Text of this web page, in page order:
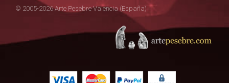
© 2005-2026 Arte Pesebre Valencia (España)